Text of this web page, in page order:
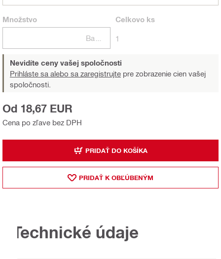
Množstvo Celkovo ks
1
Nevidíte ceny vašej spoločnosti
Prihláste sa alebo sa zaregistrujte pre zobrazenie cien vašej
spoločnosti.
Cena po zľave bez DPH
Od 18,67 EUR
PRIDAŤ DO KOŠÍKA
PRIDAŤ K OBĽÚBENÝM
Technické údaje